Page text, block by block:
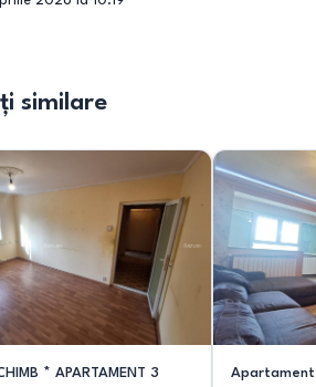
similare
* APARTAMENT 3
Apartament